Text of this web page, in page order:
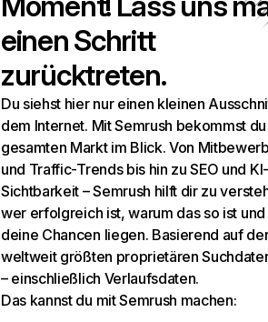
einen Schritt
zurücktreten.
Du siehst hier nur einen kleinen
dem Internet. Mit Semrush bekommst
gesamten Markt im Blick. Von
und Traffic-Trends bis hin zu SEO und KI-
Sichtbarkeit – Semrush hilft dir zu
wer erfolgreich ist, warum das so ist
deine Chancen liegen. Basierend auf
weltweit größten proprietären
– einschließlich Verlaufsdaten.
Das kannst du mit Semrush machen: